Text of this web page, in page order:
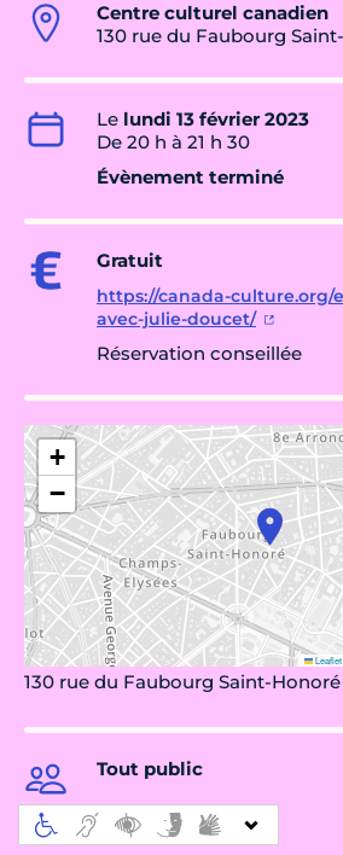
Centre culturel canadien
130 rue du Faubourg
Le lundi 13 février 2023
De 20 h à 21 h 30
Évènement terminé
Gratuit
https://canada-culture.org/
avec-julie-doucet/
Réservation conseillée
+
−
Leaflet
130 rue du Faubourg Saint-
Tout public